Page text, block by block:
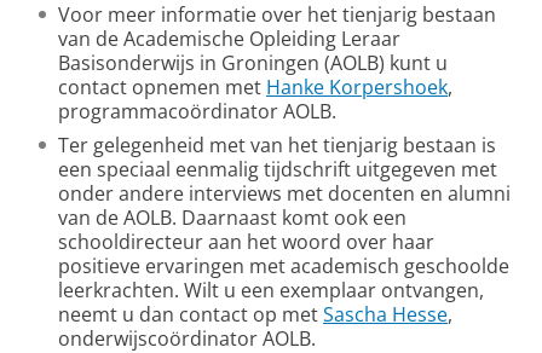
Voor meer informatie over het tienjarig bestaan
van de Academische Opleiding Leraar
Basisonderwijs in Groningen (AOLB) kunt u
contact opnemen met Hanke Korpershoek,
programmacoördinator AOLB.
Ter gelegenheid met van het tienjarig bestaan is
een speciaal eenmalig tijdschrift uitgegeven met
onder andere interviews met docenten en alumni
van de AOLB. Daarnaast komt ook een
schooldirecteur aan het woord over haar
positieve ervaringen met academisch geschoolde
leerkrachten. Wilt u een exemplaar ontvangen,
neemt u dan contact op metSascha Hesse,
onderwijscoördinator AOLB.